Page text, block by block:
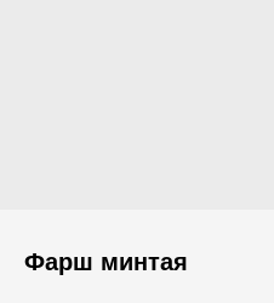
Фарш минтая